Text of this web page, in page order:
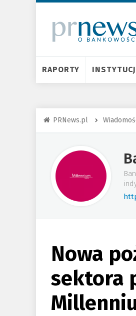
RAPORTY
PRNews.pl
Nowa
sektora